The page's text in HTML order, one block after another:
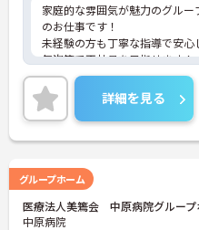
家庭的な雰囲気が魅力のグルー
のお仕事です！
未経験の方も丁寧な指導で安心
気次第で正社員を目指せます！
ご興味ある方には、面接のポイ
細をお話致しますのでお気軽に
詳細を見る
グループホーム
医療法人美篶会 中原病院グループ
中原病院